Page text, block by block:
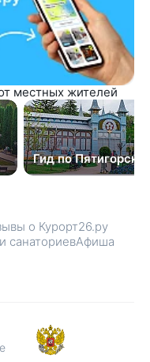
местных жителей
Гид по Пятигорску
о Курорт26.ру
санаториевАфиша